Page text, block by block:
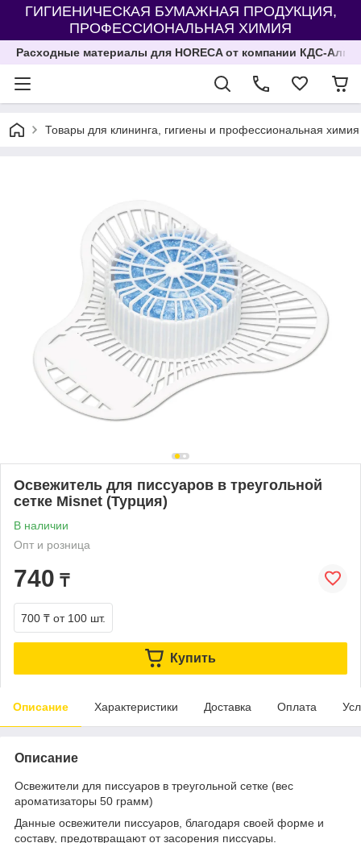
ГИГИЕНИЧЕСКАЯ БУМАЖНАЯ ПРОДУКЦИЯ,
ПРОФЕССИОНАЛЬНАЯ ХИМИЯ
Расходные материалы для HORECA от компании КДС-
Товары для клининга, гигиены и профессиональная химия
Освежитель для писсуаров в треугольной
сетке Misnet (Турция)
В наличии
Опт и розница
740 ₸
700 ₸ от 100 шт.
Купить
Описание Характеристики Доставка Оплата
Описание
Освежители для писсуаров в треугольной сетке (вес
ароматизаторы 50 грамм)
Данные освежители писсуаров, благодаря своей форме и
составу, предотвращают от засорения писсуары.